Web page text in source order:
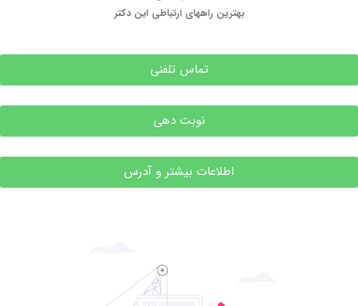
بهترین راههای ارتباطی این دکتر
تماس تلفنی
نوبت دهی
اطلاعات بیشتر و آدرس